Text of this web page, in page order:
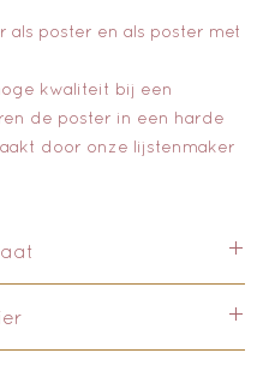
als poster en als poster met
kwaliteit bij een
de poster in een harde
door onze lijstenmaker
als poster.